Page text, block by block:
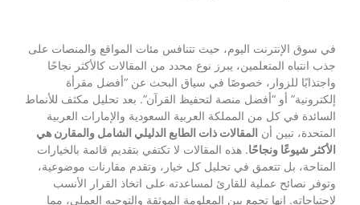
في سوق الإنترنت اليوم، حيث تتنافس مئات المواقع والمنصات على
جذب انتباه المتعلمين، يبرز نوع محدد من المقالات كالأكثر نجاحًا
واجتذابًا للزوار، خصوصًا في سياق البحث عن “أفضل مقرأة
إلكترونية” أو “أفضل منصة لتحفيظ القرآن”. بعد تحليل مكثف للأنماط
السائدة في كل من المملكة العربية السعودية والإمارات العربية
المتحدة، تبين أن المقالات ذات الطابع الدليلي الشامل والمقارن هي
الأكثر شيوعًا ونجاحًا. هذه المقالات لا تكتفي بتقديم قائمة بالخيارات
المتاحة، بل تتعمق في تحليل كل خيار، وتقدم مقارنات موضوعية،
وتوفر نصائح عملية للقارئ لمساعدته على اتخاذ القرار الأنسب
لاحتياجاته. إنها تجمع بين المعلومة الموثقة والتوجيه العملي، مما